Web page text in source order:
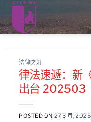
到
内
法律快讯
律法速遞：新
出台 202503
POSTED ON 27 3 月, 2025